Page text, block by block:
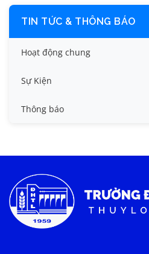
TIN TỨC & THÔNG BÁO
Hoạt động chung
Tin công tác sinh viên
Tin đào tạo
Tin tức chung
Sự Kiện
Thông báo